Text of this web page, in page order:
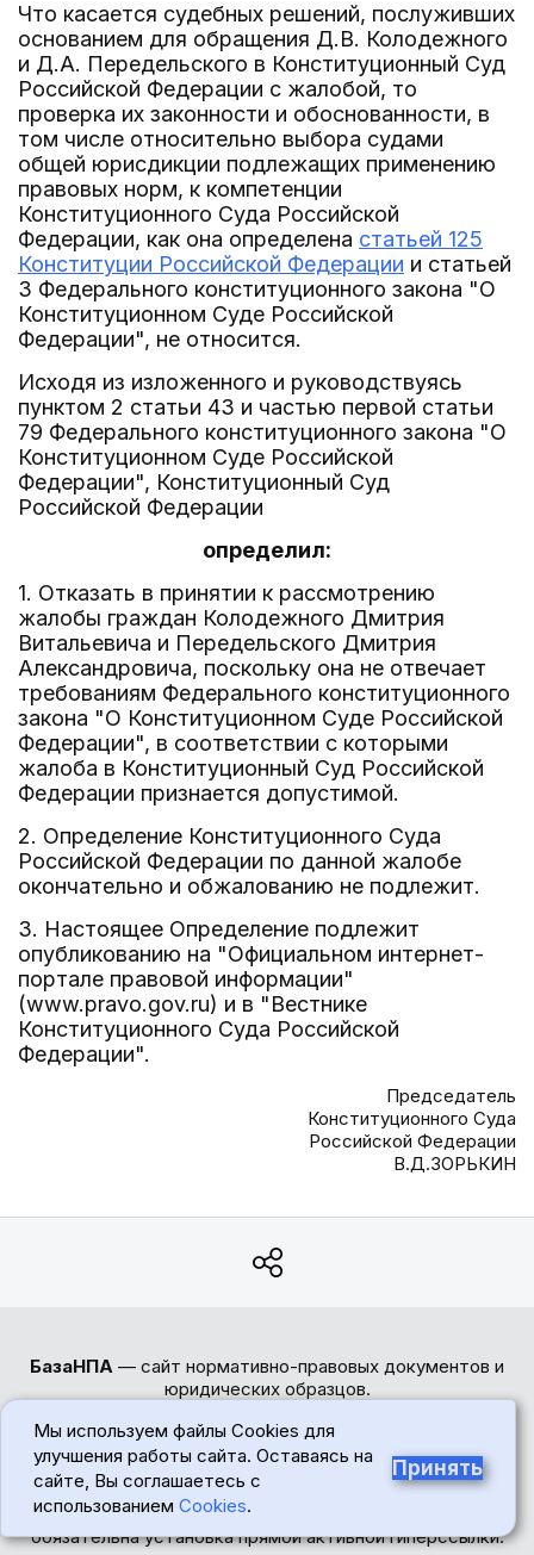
Что касается судебных решений, послуживших
основанием для обращения Д.В. Колодежного
и Д.А. Передельского в Конституционный Суд
Российской Федерации с жалобой, то
проверка их законности и обоснованности, в
том числе относительно выбора судами
общей юрисдикции подлежащих применению
правовых норм, к компетенции
Конституционного Суда Российской
Федерации, как она определена статьей 125
Конституции Российской Федерации и статьей
3 Федерального конституционного закона "О
Конституционном Суде Российской
Федерации", не относится.
Исходя из изложенного и руководствуясь
пунктом 2 статьи 43 и частью первой статьи
79 Федерального конституционного закона "О
Конституционном Суде Российской
Федерации", Конституционный Суд
Российской Федерации
определил:
1. Отказать в принятии к рассмотрению
жалобы граждан Колодежного Дмитрия
Витальевича и Передельского Дмитрия
Александровича, поскольку она не отвечает
требованиям Федерального конституционного
закона "О Конституционном Суде Российской
Федерации", в соответствии с которыми
жалоба в Конституционный Суд Российской
Федерации признается допустимой.
2. Определение Конституционного Суда
Российской Федерации по данной жалобе
окончательно и обжалованию не подлежит.
3. Настоящее Определение подлежит
опубликованию на "Официальном интернет-
портале правовой информации"
(www.pravo.gov.ru) и в "Вестнике
Конституционного Суда Российской
Федерации".
Председатель
Конституционного Суда
Российской Федерации
В.Д.ЗОРЬКИН
БазаНПА — сайт нормативно-правовых документов и
юридических образцов.
Перед использованием сайта пожалуйста ознакомьтесь
Политикой обработки персональных данных
используетcookie-файлы . Обратите внимание -
авторские права на тексты статей и формы документов
защищены. При цитировании материалов сайта
обязательна установка прямой активной гиперссылки.
Мы используем файлы Cookies для
улучшения работы сайта. Оставаясь на
сайте, Вы соглашаетесь с
использованием Cookies.
Принять